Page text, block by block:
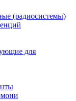
(радиосистемы)
для